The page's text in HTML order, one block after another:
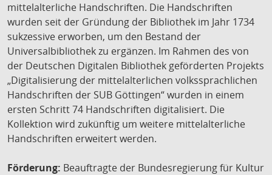
mittelalterliche Handschriften. Die Handschriften
wurden seit der Gründung der Bibliothek im Jahr 1734
sukzessive erworben, um den Bestand der
Universalbibliothek zu ergänzen. Im Rahmen des von
der Deutschen Digitalen Bibliothek geförderten Projekts
„Digitalisierung der mittelalterlichen volkssprachlichen
Handschriften der SUB Göttingen“ wurden in einem
ersten Schritt 74 Handschriften digitalisiert. Die
Kollektion wird zukünftig um weitere mittelalterliche
Handschriften erweitert werden.
Förderung: Beauftragte der Bundesregierung für Kultur